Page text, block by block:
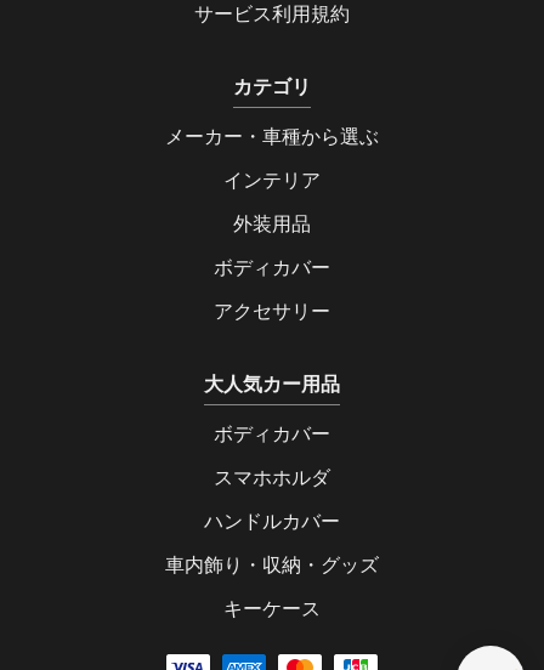
サービス利用規約
カテゴリ
メーカー・車種から選ぶ
インテリア
外装用品
ボディカバー
アクセサリー
大人気カー用品
ボディカバー
スマホホルダ
ハンドルカバー
車内飾り・収納・グッズ
キーケース